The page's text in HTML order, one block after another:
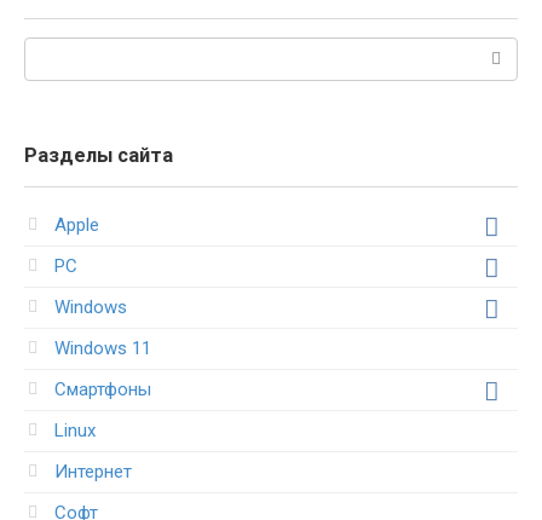
Разделы сайта
Apple
PC
Windows
Windows 11
Смартфоны
Linux
Интернет
Софт